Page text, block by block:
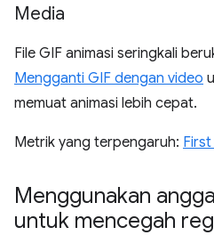
Media
File GIF animasi seringkali
Mengganti GIF dengan video
memuat animasi lebih cepat.
Metrik yang terpengaruh:
Menggunakan
untuk mencegah